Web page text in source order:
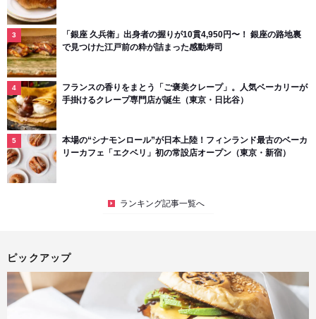
「銀座 久兵衛」出身者の握りが10貫4,950円〜！ 銀座の路地裏
で見つけた江戸前の粋が詰まった感動寿司
フランスの香りをまとう「ご褒美クレープ」。人気ベーカリーが
手掛けるクレープ専門店が誕生（東京・日比谷）
本場の“シナモンロール”が日本上陸！フィンランド最古のベーカ
リーカフェ「エクベリ」初の常設店オープン（東京・新宿）
ランキング記事一覧へ
ピックアップ